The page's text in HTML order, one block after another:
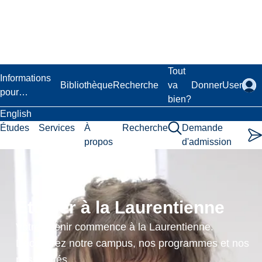
Informations
pour…
BibliothèqueRecherche
Tout
va
bien?
DonnerUser
English
Études
Services
À
propos
Recherche
Demande
d'admission
Étudier à la Laurentienne
Votre avenir commence à la Laurentienne.
Découvrez notre campus, nos programmes et nos
possibilités.
Resources
Their